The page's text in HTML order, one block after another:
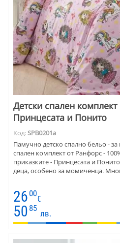
Детски спален
Принцесата и Понито
Код:SPB0201a
Памучно детско спално бельо -
спален комплект от Ранфорс -
приказките - Принцесата и
деца, особено за момиченца.
26 00
€
50 85
лв.